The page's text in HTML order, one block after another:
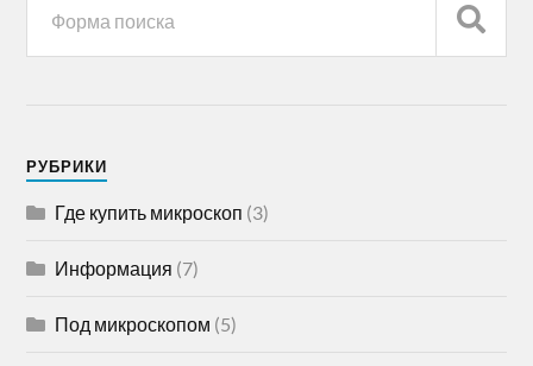
РУБРИКИ
Где купить микроскоп (3)
Информация (7)
Под микроскопом (5)